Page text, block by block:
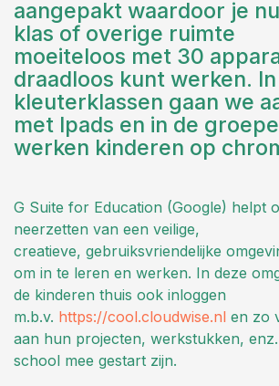
aangepakt waardoor je
klas of overige ruimte
moeiteloos met 30
draadloos kunt werken.
kleuterklassen gaan we
met Ipads en in de
werken kinderen op
G Suite for Education (Google) helpt
neerzetten van een veilige,
creatieve, gebruiksvriendelijke
om in te leren en werken. In deze
de kinderen thuis ook inloggen
m.b.v. https://cool.cloudwise.nl en zo
aan hun projecten, werkstukken,
school mee gestart zijn.